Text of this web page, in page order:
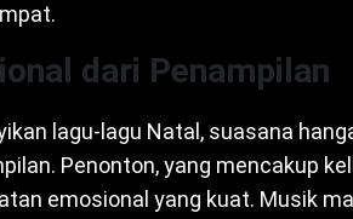
dari Penampilan
lagu-lagu Natal, suasana
Penonton, yang mencakup
emosional yang kuat. Musik